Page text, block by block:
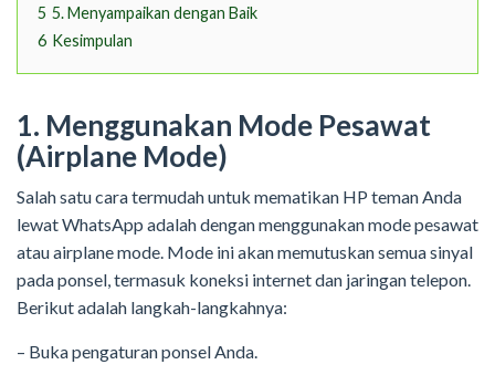
5 5. Menyampaikan dengan Baik
6 Kesimpulan
1. Menggunakan Mode Pesawat
(Airplane Mode)
Salah satu cara termudah untuk mematikan HP teman Anda
lewat WhatsApp adalah dengan menggunakan mode pesawat
atau airplane mode. Mode ini akan memutuskan semua sinyal
pada ponsel, termasuk koneksi internet dan jaringan telepon.
Berikut adalah langkah-langkahnya:
– Buka pengaturan ponsel Anda.